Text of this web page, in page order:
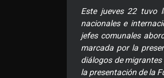
Este jueves 22 tuvo
nacionales e
jefes comunales
marcada por la
diálogos de
la presentación de la